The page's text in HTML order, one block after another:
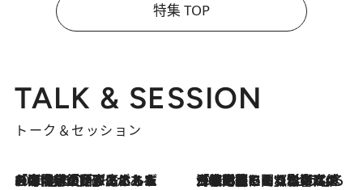
特集 TOP
TALK & SESSION
トーク＆セッション
2026.8.3
「今後値上げがあるとすれば…」「リスクがあるのは今年の冬」エネルギー専門家が語る、ホルムズ海峡封鎖が家庭にもたらす“ある心配” 2026.8.3
「住宅建てられない…」「サーチャージ料の高値が続いている」ホルムズ海峡封鎖による影響はいつまで続く？《エネルギー専門家に聞く“どうなる日本の暮らし”》